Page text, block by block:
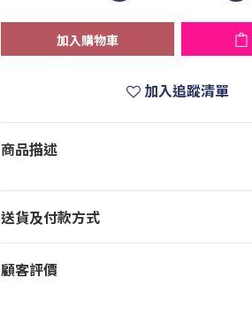
加入購物車
加入追蹤清單
商品描述
送貨及付款方式
顧客評價